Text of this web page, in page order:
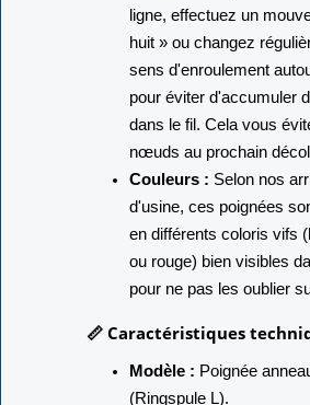
ligne, effectuez un
huit » ou changez
sens d'enroulement
pour éviter d'accumuler
dans le fil. Cela vous
nœuds au prochain
Couleurs : Selon nos
d'usine, ces poignées
en différents coloris vifs
ou rouge) bien visibles
pour ne pas les oublier
📏 Caractéristiques
Modèle : Poignée
(Ringspule L).